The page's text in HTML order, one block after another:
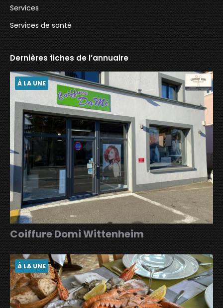
Services
Services de santé
Dernières fiches de l’annuaire
À LA UNE
Coiffure Domi Wittenheim
À LA UNE